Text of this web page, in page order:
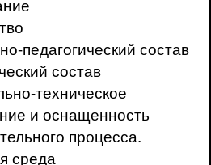
педагогический состав
состав
техническое
и оснащенность
процесса.
среда